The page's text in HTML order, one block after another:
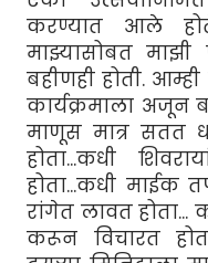
करण्यात आले
माझ्यासोबत
बहीणही होती.
कार्यक्रमाला अजून
माणूस मात्र सतत
होता...कधी
होता...कधी माईक
रांगेत लावत होता...
करून विचारत